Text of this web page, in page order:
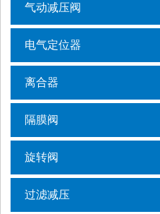
气动减压阀
电气定位器
离合器
隔膜阀
旋转阀
过滤减压